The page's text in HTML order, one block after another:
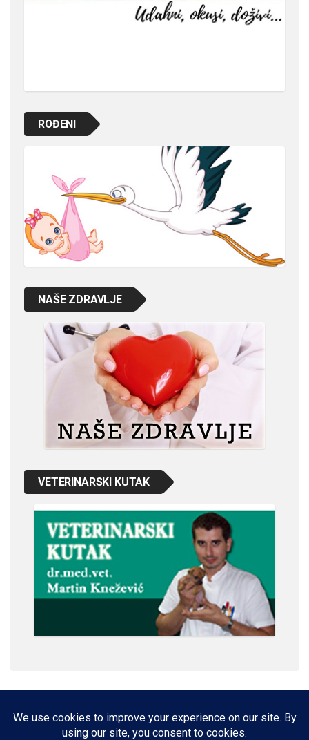
ROĐENI
NAŠE ZDRAVLJE
VETERINARSKI KUTAK